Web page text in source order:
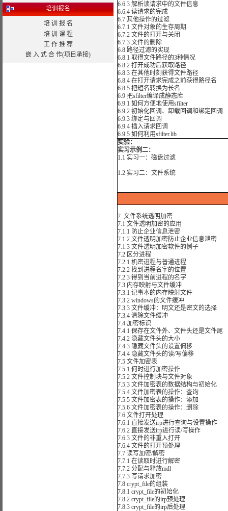
培训报名
培 训 报 名
培 训 课 程
工 作 推 荐
嵌 入 式 合 作(项目承接)
6.6.3 解析读请求中的文件信息
6.6.4 读请求的完成
6.7 其他操作的过滤
6.7.1 文件对象的生存周期
6.7.2 文件的打开与关闭
6.7.3 文件的删除
6.8 路径过滤的实现
6.8.1 取得文件路径的3种情况
6.8.2 打开成功后获取路径
6.8.3 在其他时刻获得文件路径
6.8.4 在打开请求完成之前获得路径名
6.8.5 把短名转换为长名
6.9 把sfilter编译成静态库
6.9.1 如何方便地使用sfilter
6.9.2 初始化回调、卸载回调和绑定回调
6.9.3 绑定与回调
6.9.4 插入请求回调
6.9.5 如何利用sfilter.lib
实验：
实习示例二：
1.1 实习一：磁盘过滤
1.2 实习二：文件系统
7. 文件系统透明加密
7.1 文件透明加密的应用
7.1.1 防止企业信息泄密
7.1.2 文件透明加密防止企业信息泄密
7.1.3 文件透明加密软件的例子
7.2 区分进程
7.2.1 机密进程与普通进程
7.2.2 找到进程名字的位置
7.2.3 得到当前进程的名字
7.3 内存映射与文件缓冲
7.3.1 记事本的内存映射文件
7.3.2 windows的文件缓冲
7.3.3 文件缓冲：明文还是密文的选择
7.3.4 清除文件缓冲
7.4 加密标识
7.4.1 保存在文件外、文件头还是文件尾
7.4.2 隐藏文件头的大小
7.4.3 隐藏文件头的设置偏移
7.4.4 隐藏文件头的读/写偏移
7.5 文件加密表
7.5.1 何时进行加密操作
7.5.2 文件控制块与文件对象
7.5.3 文件加密表的数据结构与初始化
7.5.4 文件加密表的操作：查询
7.5.5 文件加密表的操作：添加
7.5.6 文件加密表的操作：删除
7.6 文件打开处理
7.6.1 直接发送irp进行查询与设置操作
7.6.2 直接发送irp进行读/写操作
7.6.3 文件的非重入打开
7.6.4 文件的打开预处理
7.7 读写加密/解密
7.7.1 在读取时进行解密
7.7.2 分配与释放mdl
7.7.3 写请求加密
7.8 crypt_file的组装
7.8.1 crypt_file的初始化
7.8.2 crypt_file的irp预处理
7.8.3 crypt_file的irp后处理